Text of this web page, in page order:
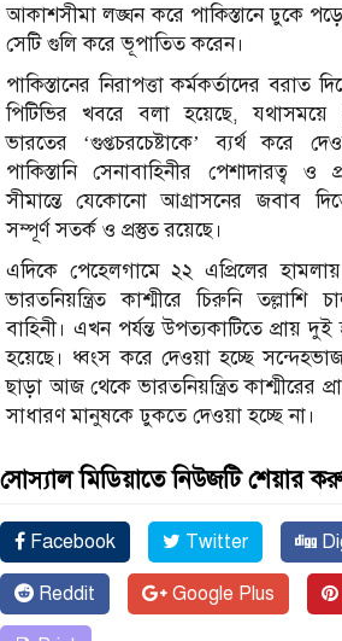
আকাশসীমা লঙ্ঘন করে পাকিস্তানে ঢুকে
সেটি গুলি করে ভূপাতিত করেন।
পাকিস্তানের নিরাপত্তা কর্মকর্তাদের বরাত
পিটিভির খবরে বলা হয়েছে, যথাসময়ে
ভারতের ‘গুপ্তচরচেষ্টাকে’ ব্যর্থ করে
পাকিস্তানি সেনাবাহিনীর পেশাদারত্ব ও
সীমান্তে যেকোনো আগ্রাসনের জবাব দিতে
সম্পূর্ণ সতর্ক ও প্রস্তুত রয়েছে।
এদিকে পেহেলগামে ২২ এপ্রিলের
ভারতনিয়ন্ত্রিত কাশ্মীরে চিরুনি তল্লাশি
বাহিনী। এখন পর্যন্ত উপত্যকাটিতে প্রায়
হয়েছে। ধ্বংস করে দেওয়া হচ্ছে
ছাড়া আজ থেকে ভারতনিয়ন্ত্রিত কাশ্মীরের
সাধারণ মানুষকে ঢুকতে দেওয়া হচ্ছে না।
সোস্যাল মিডিয়াতে নিউজটি শেয়ার
Facebook Twitter
Reddit Google Plus